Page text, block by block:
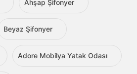
Ahşap Şifonyer
Beyaz Şifonyer
Adore Mobilya Yatak Odası